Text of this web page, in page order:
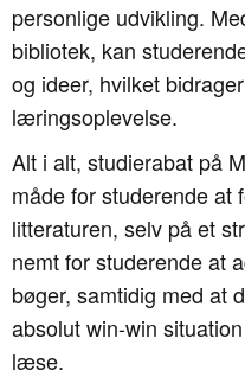
personlige udvikling.
bibliotek, kan
og ideer, hvilket
læringsoplevelse.
Alt i alt, studierabat på
måde for studerende
litteraturen, selv på et
nemt for studerende at
bøger, samtidig med at
absolut win-win
læse.